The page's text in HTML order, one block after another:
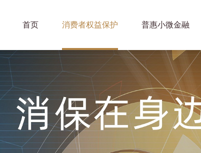
首页 消费者权益保护 普惠小微金融